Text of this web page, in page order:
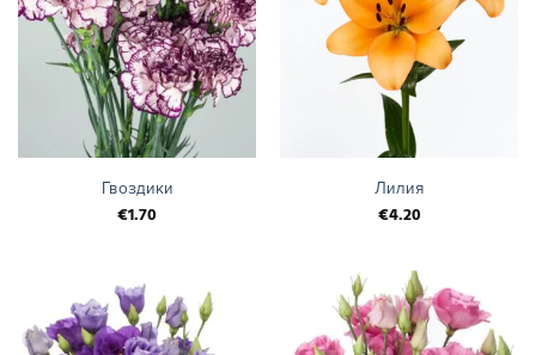
Гвоздики
€1.70
Лилия
€4.20